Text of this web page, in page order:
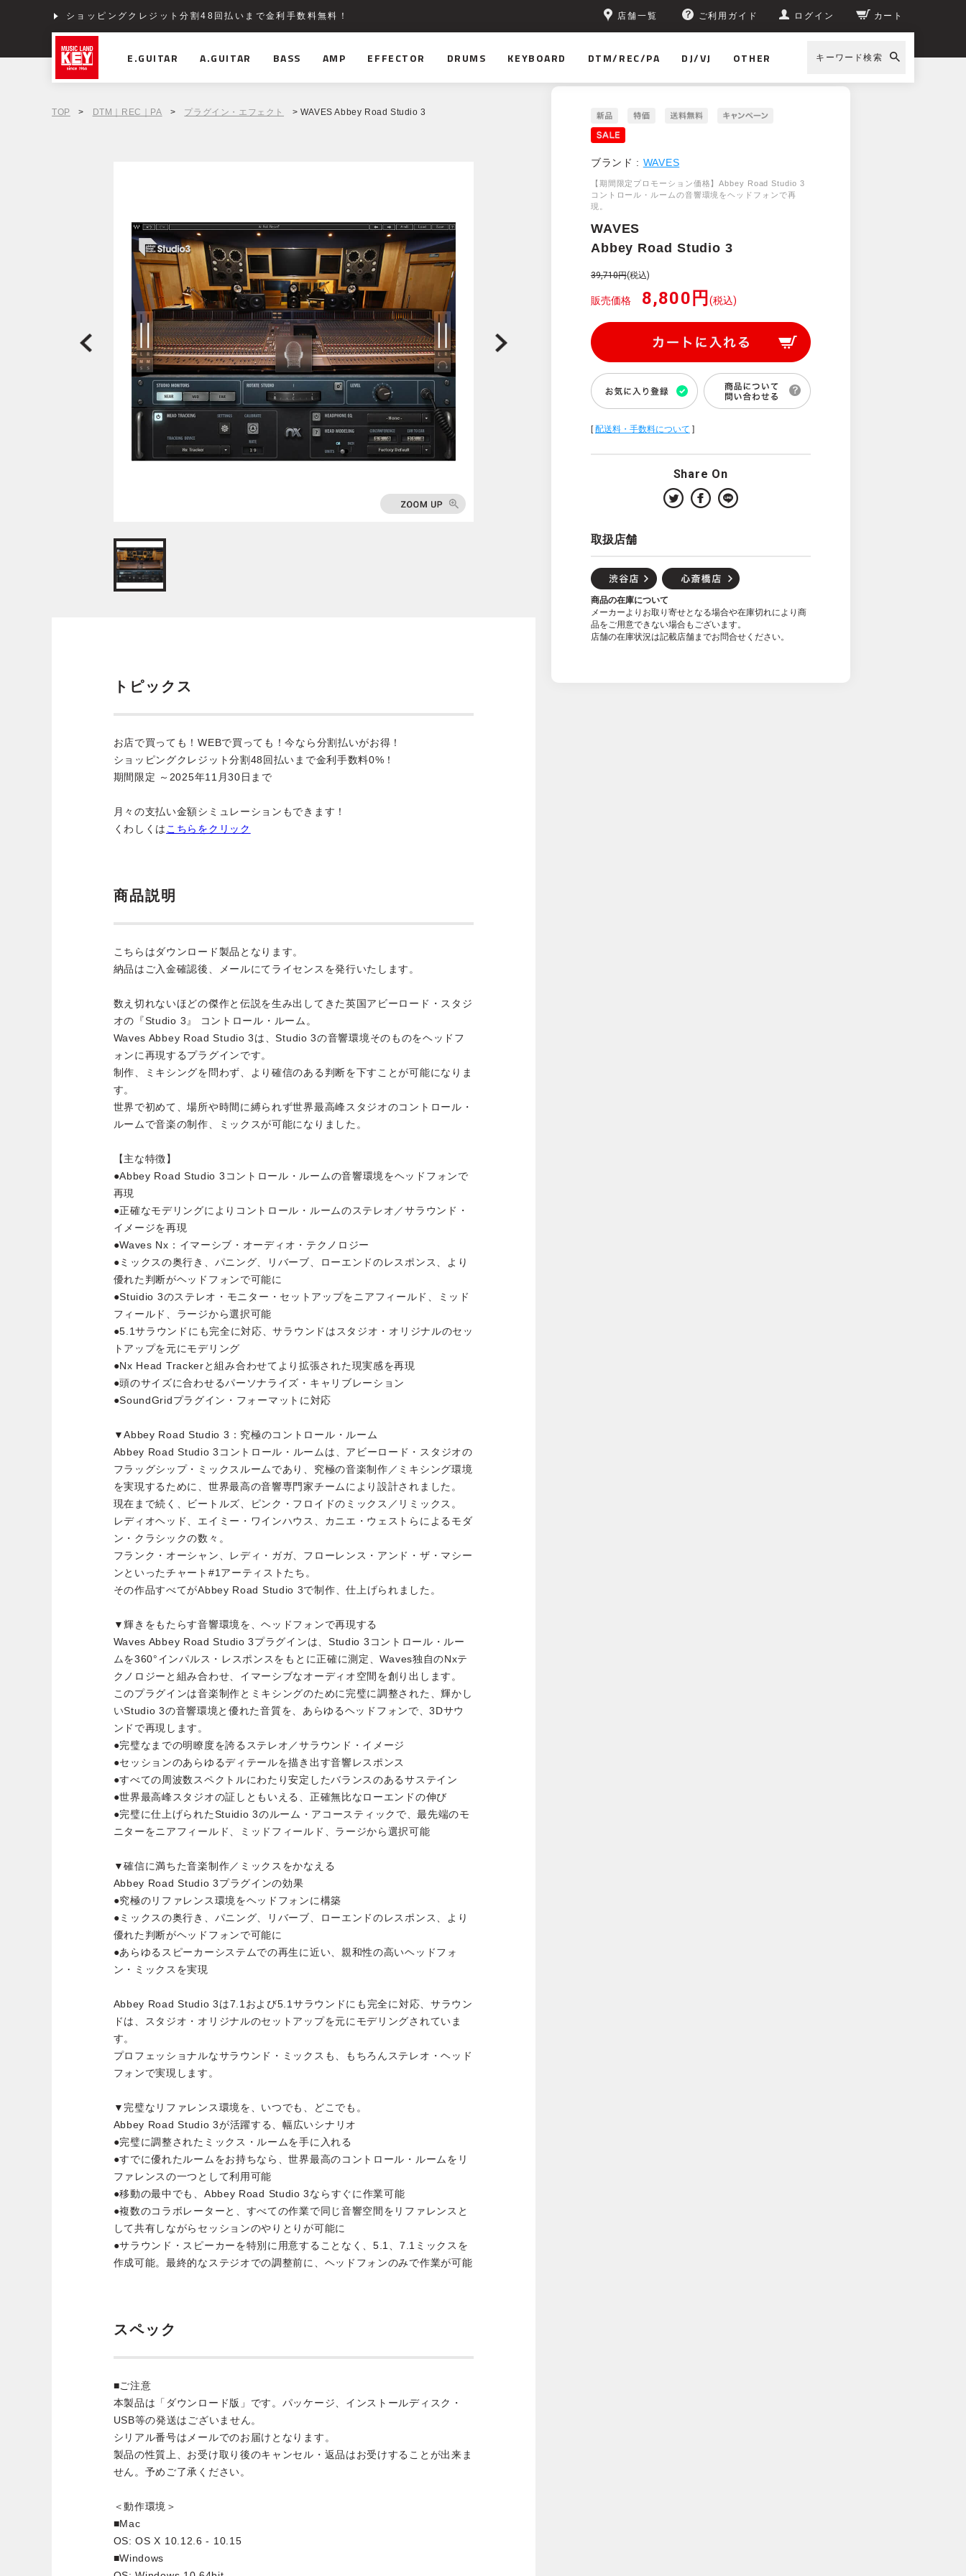
ショッピングクレジット分割48回払いまで金利手数料無料！ 店舗一覧 ご利用ガイド ログイン カート
E.GUITAR A.GUITAR BASS AMP EFFECTOR DRUMS KEYBOARD DTM/REC/PA DJ/VJ OTHER キーワード検索
TOP > DTM｜REC｜PA > プラグイン・エフェクト > WAVES Abbey Road Studio 3
ブランド : WAVES
【期間限定プロモーション価格】Abbey Road Studio 3
コントロール・ルームの音響環境をヘッドフォンで再
現。
WAVES
Abbey Road Studio 3
39,710円(税込)
販売価格 8,800円(税込)
[配送料・手数料について ]
Share On
取扱店舗
商品の在庫について
メーカーよりお取り寄せとなる場合や在庫切れにより商
品をご用意できない場合もございます。
店舗の在庫状況は記載店舗までお問合せください。
トピックス
お店で買っても！WEBで買っても！今なら分割払いがお得！
ショッピングクレジット分割48回払いまで金利手数料0%！
期間限定 ～2025年11月30日まで
月々の支払い金額シミュレーションもできます！
くわしくは こちらをクリック
商品説明
こちらはダウンロード製品となります。
納品はご入金確認後、メールにてライセンスを発行いたします。
数え切れないほどの傑作と伝説を生み出してきた英国アビーロード・スタジ
オの『Studio 3』 コントロール・ルーム。
Waves Abbey Road Studio 3は、Studio 3の音響環境そのものをヘッドフ
ォンに再現するプラグインです。
制作、ミキシングを問わず、より確信のある判断を下すことが可能になりま
す。
世界で初めて、場所や時間に縛られず世界最高峰スタジオのコントロール・
ルームで音楽の制作、ミックスが可能になりました。
【主な特徴】
●Abbey Road Studio 3コントロール・ルームの音響環境をヘッドフォンで
再現
●正確なモデリングによりコントロール・ルームのステレオ／サラウンド・
イメージを再現
●Waves Nx：イマーシブ・オーディオ・テクノロジー
●ミックスの奥行き、パニング、リバーブ、ローエンドのレスポンス、より
優れた判断がヘッドフォンで可能に
●Stuidio 3のステレオ・モニター・セットアップをニアフィールド、ミッド
フィールド、ラージから選択可能
●5.1サラウンドにも完全に対応、サラウンドはスタジオ・オリジナルのセッ
トアップを元にモデリング
●Nx Head Trackerと組み合わせてより拡張された現実感を再現
●頭のサイズに合わせるパーソナライズ・キャリブレーション
●SoundGridプラグイン・フォーマットに対応
▼Abbey Road Studio 3：究極のコントロール・ルーム
Abbey Road Studio 3コントロール・ルームは、アビーロード・スタジオの
フラッグシップ・ミックスルームであり、究極の音楽制作／ミキシング環境
を実現するために、世界最高の音響専門家チームにより設計されました。
現在まで続く、ビートルズ、ピンク・フロイドのミックス／リミックス。
レディオヘッド、エイミー・ワインハウス、カニエ・ウェストらによるモダ
ン・クラシックの数々。
フランク・オーシャン、レディ・ガガ、フローレンス・アンド・ザ・マシー
ンといったチャート#1アーティストたち。
その作品すべてがAbbey Road Studio 3で制作、仕上げられました。
▼輝きをもたらす音響環境を、ヘッドフォンで再現する
Waves Abbey Road Studio 3プラグインは、Studio 3コントロール・ルー
ムを360°インパルス・レスポンスをもとに正確に測定、Waves独自のNxテ
クノロジーと組み合わせ、イマーシブなオーディオ空間を創り出します。
このプラグインは音楽制作とミキシングのために完璧に調整された、輝かし
いStudio 3の音響環境と優れた音質を、あらゆるヘッドフォンで、3Dサウ
ンドで再現します。
●完璧なまでの明瞭度を誇るステレオ／サラウンド・イメージ
●セッションのあらゆるディテールを描き出す音響レスポンス
●すべての周波数スペクトルにわたり安定したバランスのあるサステイン
●世界最高峰スタジオの証しともいえる、正確無比なローエンドの伸び
●完璧に仕上げられたStuidio 3のルーム・アコースティックで、最先端のモ
ニターをニアフィールド、ミッドフィールド、ラージから選択可能
▼確信に満ちた音楽制作／ミックスをかなえる
Abbey Road Studio 3プラグインの効果
●究極のリファレンス環境をヘッドフォンに構築
●ミックスの奥行き、パニング、リバーブ、ローエンドのレスポンス、より
優れた判断がヘッドフォンで可能に
●あらゆるスピーカーシステムでの再生に近い、親和性の高いヘッドフォ
ン・ミックスを実現
Abbey Road Studio 3は7.1および5.1サラウンドにも完全に対応、サラウン
ドは、スタジオ・オリジナルのセットアップを元にモデリングされていま
す。
プロフェッショナルなサラウンド・ミックスも、もちろんステレオ・ヘッド
フォンで実現します。
▼完璧なリファレンス環境を、いつでも、どこでも。
Abbey Road Studio 3が活躍する、幅広いシナリオ
●完璧に調整されたミックス・ルームを手に入れる
●すでに優れたルームをお持ちなら、世界最高のコントロール・ルームをリ
ファレンスの一つとして利用可能
●移動の最中でも、Abbey Road Studio 3ならすぐに作業可能
●複数のコラボレーターと、すべての作業で同じ音響空間をリファレンスと
して共有しながらセッションのやりとりが可能に
●サラウンド・スピーカーを特別に用意することなく、5.1、7.1ミックスを
作成可能。最終的なステジオでの調整前に、ヘッドフォンのみで作業が可能
スペック
■ご注意
本製品は「ダウンロード版」です。パッケージ、インストールディスク・
USB等の発送はございません。
シリアル番号はメールでのお届けとなります。
製品の性質上、お受け取り後のキャンセル・返品はお受けすることが出来ま
せん。予めご了承ください。
＜動作環境＞
■Mac
OS: OS X 10.12.6 - 10.15
■Windows